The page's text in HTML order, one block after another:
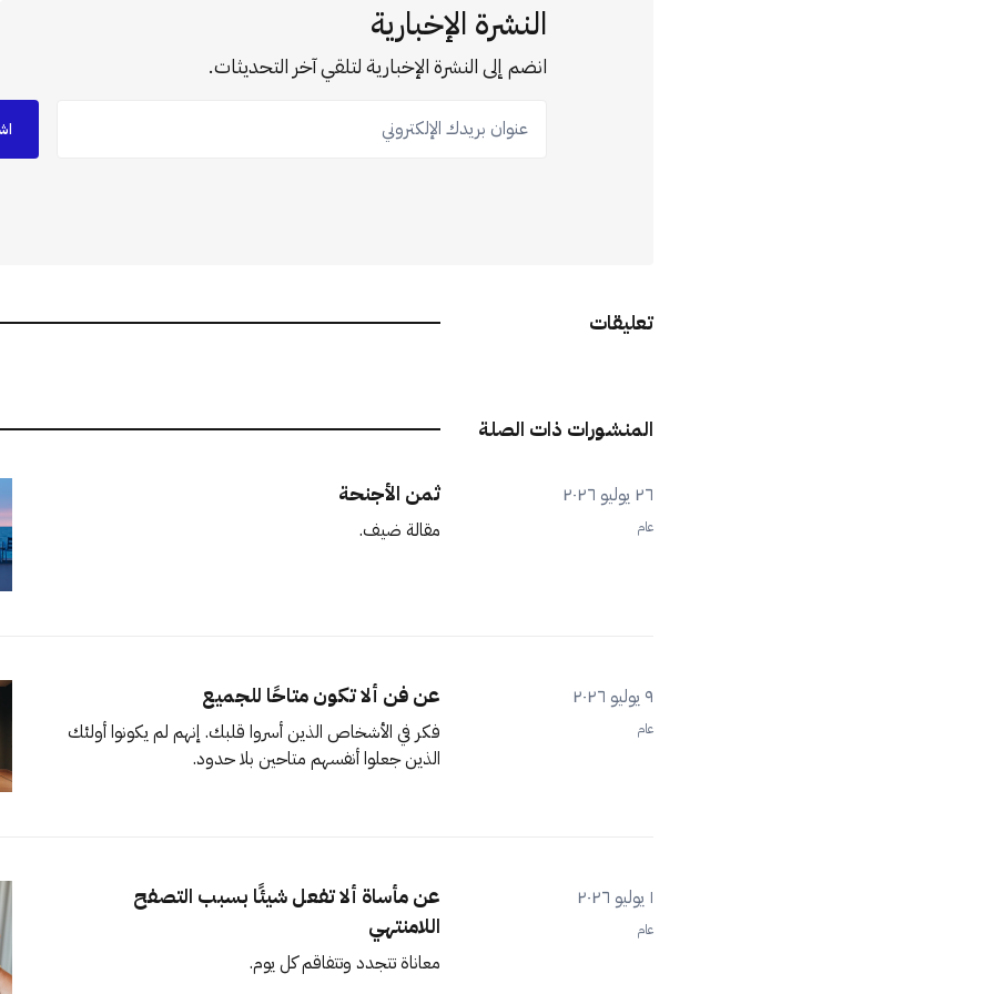
النشرة الإخبارية
انضم إلى النشرة الإخبارية لتلقي آخر التحديثات.
عنوان بريدك الإلكتروني
تعليقات
المنشورات ذات الصلة
٢٦ يوليو ٢٠٢٦
عام
ثمن الأجنحة
مقالة ضيف.
٩ يوليو ٢٠٢٦
عام
عن فن ألا تكون متاحًا للجميع
فكر في الأشخاص الذين أسروا قلبك. إنهم لم يكونوا أولئك
الذين جعلوا أنفسهم متاحين بلا حدود.
١ يوليو ٢٠٢٦
عام
عن مأساة ألا تفعل شيئًا بسبب التصفح
اللامنتهي
معاناة تتجدد وتتفاقم كل يوم.